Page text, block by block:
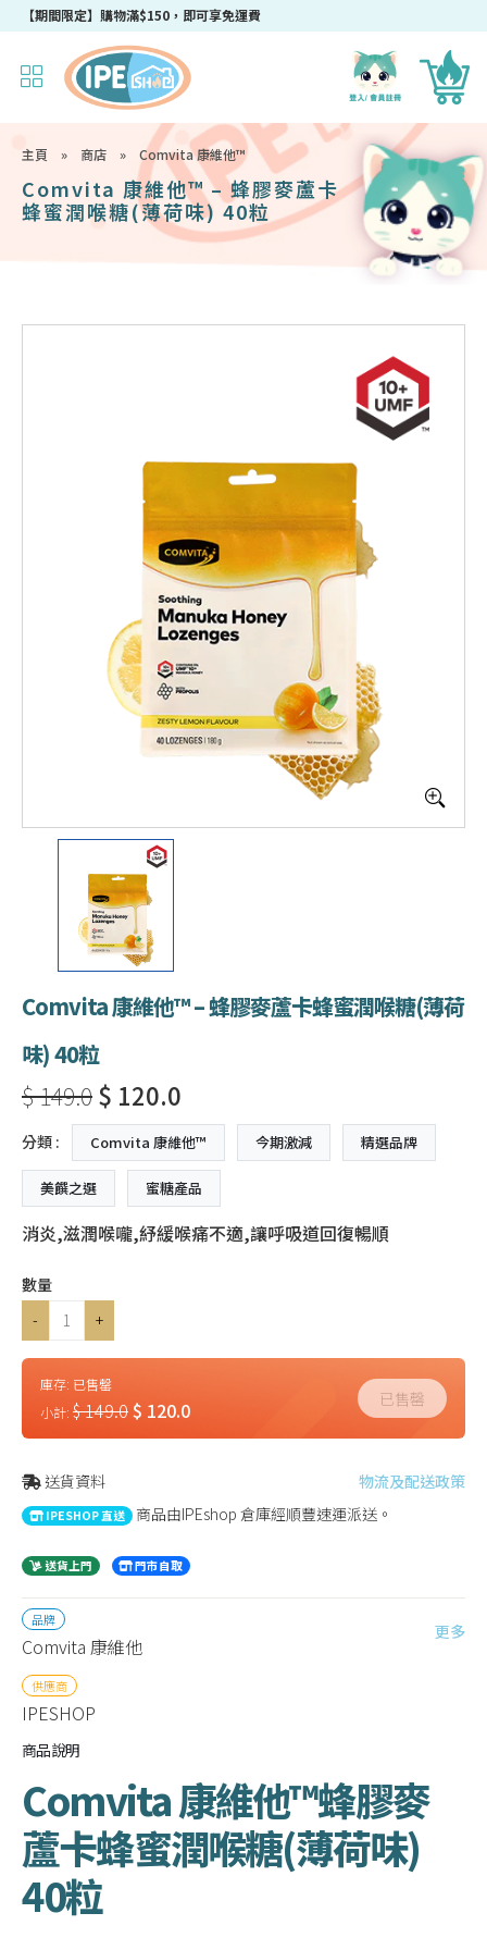
【期間限定】購物滿$150，即可享免運費
主頁 » 商店 » Comvita 康維他™
Comvita 康維他™ – 蜂膠麥蘆卡
蜂蜜潤喉糖(薄荷味) 40粒
Comvita 康維他™ – 蜂膠麥蘆卡蜂蜜潤喉糖(薄荷
味) 40粒
$ 149.0$ 120.0
分類 : Comvita 康維他™ 今期激減 精選品牌
美饌之選 蜜糖產品
消炎,滋潤喉嚨,紓緩喉痛不適,讓呼吸道回復暢順
數量
-
+
庫存: 已售罄
小計: $ 149.0$ 120.0 已售罄
送貨資料 物流及配送政策
IPESHOP 直送 商品由IPEshop 倉庫經順豐速運派送。
送貨上門 門市自取
品牌
Comvita 康維他
更多
供應商
IPESHOP
商品說明
Comvita 康維他™蜂膠麥
蘆卡蜂蜜潤喉糖(薄荷味)
40粒